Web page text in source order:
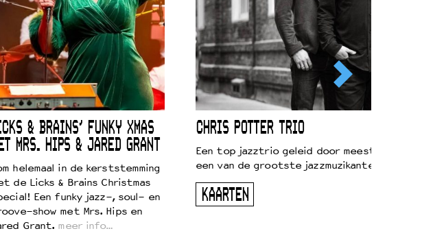
& BRAINS’ FUNKY XMAS
MRS. HIPS & JARED GRANT
helemaal in de kerststemming
de Licks & Brains Christmas
Een funky jazz-, soul- en
show met Mrs. Hips en
Grant. meer info…
CHRIS POTTER TRIO
Een top jazztrio geleid door
een van de grootste jazzmuzikanten van zijn
KAARTEN